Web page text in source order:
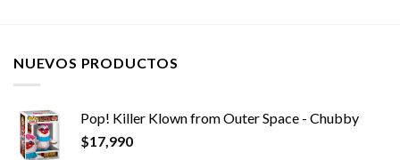
NUEVOS PRODUCTOS
Pop! Killer Klown from Outer Space - Chubby
$17,990